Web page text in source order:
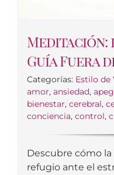
Meditación:
Guía Fuera
Categorías: Estilo de
amor, ansiedad,
bienestar, cerebral,
conciencia, control,
Descubre cómo
refugio ante el